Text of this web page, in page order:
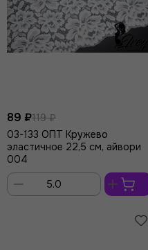
89 ₽119 ₽
03-133 ОПТ Кружево
эластичное 22,5 см, айвори
004
корзину